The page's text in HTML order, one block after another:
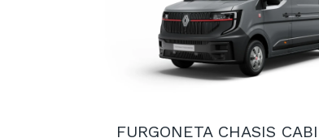
FURGONETA CHASIS